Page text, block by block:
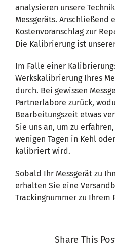
analysieren unsere
Messgeräts. Anschließend
Kostenvoranschlag zur
Die Kalibrierung ist
Im Falle einer
Werkskalibrierung Ihres
durch. Bei gewissen
Partnerlabore zurück,
Bearbeitungszeit etwas
Sie uns an, um zu
wenigen Tagen in Kehl
kalibriert wird.
Sobald Ihr Messgerät zu
erhalten Sie eine
Trackingnummer zu Ihrem
Share This